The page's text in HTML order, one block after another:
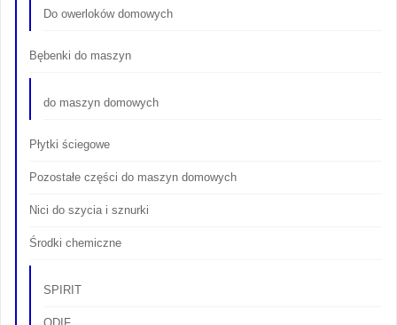
Do owerloków domowych
Bębenki do maszyn
do maszyn domowych
Płytki ściegowe
Pozostałe części do maszyn domowych
Nici do szycia i sznurki
Środki chemiczne
SPIRIT